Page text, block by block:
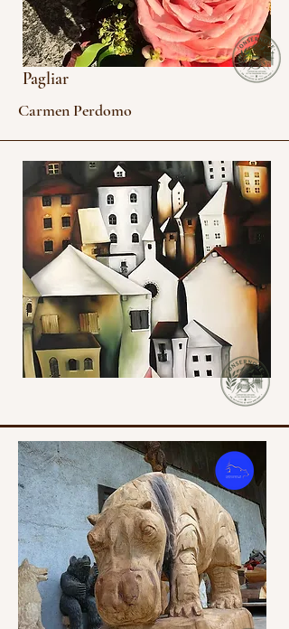
Pagliar
Carmen Perdomo